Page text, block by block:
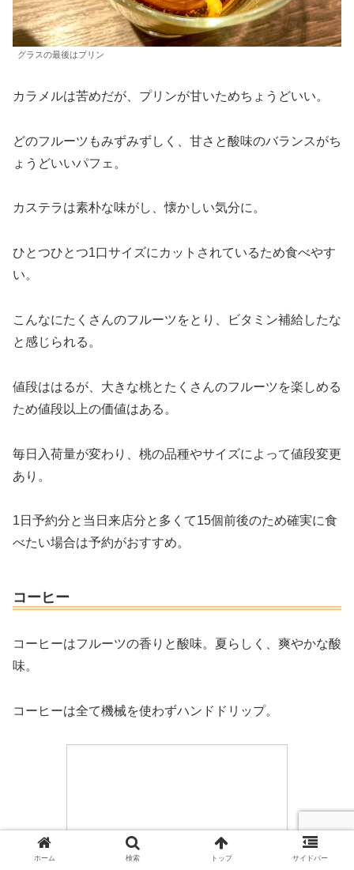
グラスの最後はプリン
カラメルは苦めだが、プリンが甘いためちょうどいい。
どのフルーツもみずみずしく、甘さと酸味のバランスがち
ょうどいいパフェ。
カステラは素朴な味がし、懐かしい気分に。
ひとつひとつ1口サイズにカットされているため食べやす
い。
こんなにたくさんのフルーツをとり、ビタミン補給したな
と感じられる。
値段ははるが、大きな桃とたくさんのフルーツを楽しめる
ため値段以上の価値はある。
毎日入荷量が変わり、桃の品種やサイズによって値段変更
あり。
1日予約分と当日来店分と多くて15個前後のため確実に食
べたい場合は予約がおすすめ。
コーヒー
コーヒーはフルーツの香りと酸味。夏らしく、爽やかな酸
味。
コーヒーは全て機械を使わずハンドドリップ。
ホーム 検索 トップ サイドバー